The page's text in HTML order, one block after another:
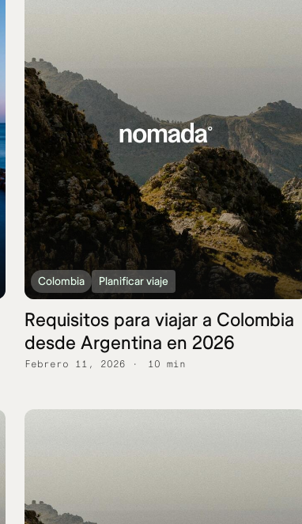
Colombia Planificar viaje
Requisitos para viajar a Colombia
desde Argentina en 2026
Febrero 11, 2026 10 min